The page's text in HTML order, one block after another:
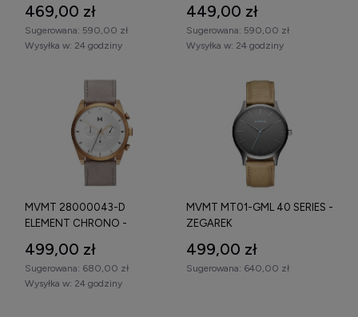
469,00 zł
Wysyłka w: 24 godziny
Sugerowana: 590,00 zł
449,00 zł
Wysyłka w: 24 godziny
Sugerowana: 590,00 zł
MVMT 28000043-D
ELEMENT CHRONO -
499,00 zł
Wysyłka w: 24 godziny
Sugerowana: 680,00 zł
MVMT MT01-GML 40 SERIES -
ZEGAREK
499,00 zł
Sugerowana: 640,00 zł